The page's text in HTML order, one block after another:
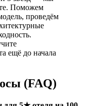
Поможем
проведём
ещё до начала
(FAQ)